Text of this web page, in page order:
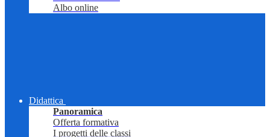
Albo online
Didattica
Panoramica
Offerta formativa
I progetti delle classi